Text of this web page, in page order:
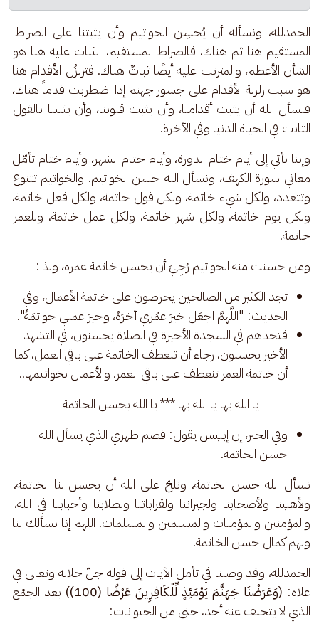
الحمدلله، ونسأله أن يُحسِن الخواتيم وأن يثبتنا على الصراط
المستقيم هنا ثم هناك، فالصراط المستقيم، الثبات عليه هنا هو
الشأن الأعظم، والمترتب عليه أيضًا ثباتٌ هناك. فتزلزُل الأقدام هنا
هو سبب زلزلة الأقدام على جسور جهنم إذا اضطربت قدماً هناك،
فنسأل الله أن يثبت أقدامنا، وأن يثبت قلوبنا، وأن يثبتنا بالقول
الثابت في الحياة الدنيا وفي الآخرة.
وإننا نأتي إلى أيام ختام الدورة، وأيام ختام الشهر، وأيام ختام تأمّل
معاني سورة الكهف، ونسأل الله حسن الخواتيم. والخواتيم تتنوع
وتتعدد، ولكل شيء خاتمة، ولكل قول خاتمة، ولكل فعل خاتمة،
ولكل يوم خاتمة، ولكل شهر خاتمة، ولكل عمل خاتمة، وللعمر
خاتمة.
ومن حسنت منه الخواتيم رُجِيَ أن يحسن خاتمة عمره، ولذا:
تجد الكثير من الصالحين يحرصون على خاتمة الأعمال، وفي
الحديث: "اللَّهمَّ اجعَل خيرَ عمُري آخرَهُ، وخيرَ عملي خواتمَهُ".
فتجدهم في السجدة الأخيرة في الصلاة يحسنون، في التشهد
الأخير يحسنون، رجاء أن تنعطف الخاتمة على باقي العمل، كما
أن خاتمة العمر تنعطف على باقي العمر. والأعمال بخواتيمها..
يا الله بها يا الله بها *** يا الله بحسن الخاتمة
وفي الخبر، إن إبليس يقول: قصم ظهري الذي يسأل الله
حسن الخاتمة.
نسأل الله حسن الخاتمة، ونلحّ على الله أن يحسن لنا الخاتمة،
ولأهلينا ولأصحابنا ولجيراننا ولقراباتنا ولطلابنا وأحبابنا في الله،
والمؤمنين والمؤمنات والمسلمين والمسلمات. اللهم إنا نسألك لنا
ولهم كمال حسن الخاتمة.
الحمدلله، وقد وصلنا في تأمل الآيات إلى قوله جلّ جلاله وتعالى في
علاه: (وَعَرَضْنَا جَهَنَّمَ يَوْمَئِذٍ لِّلْكَافِرِينَ عَرْضًا (100))
بعد الجمْع
الذي لا يتخلف عنه أحد، حتى من الحيوانات: